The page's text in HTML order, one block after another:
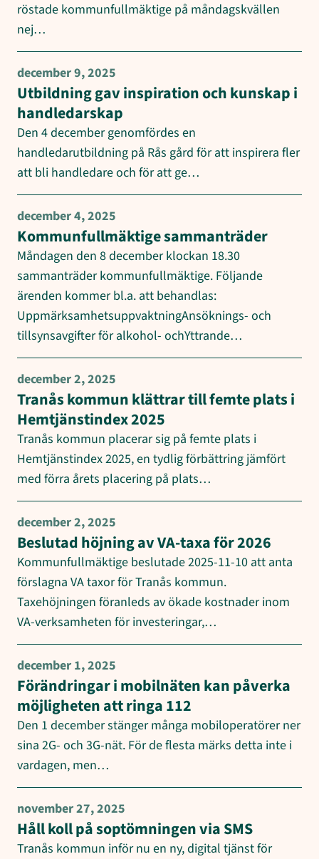
röstade kommunfullmäktige på måndagskvällen
nej…
december 9, 2025
Utbildning gav inspiration och kunskap i
handledarskap
Den 4 december genomfördes en
handledarutbildning på Rås gård för att inspirera fler
att bli handledare och för att ge…
december 4, 2025
Kommunfullmäktige sammanträder
Måndagen den 8 december klockan 18.30
sammanträder kommunfullmäktige. Följande
ärenden kommer bl.a. att behandlas:
UppmärksamhetsuppvaktningAnsöknings- och
tillsynsavgifter för alkohol- ochYttrande…
december 2, 2025
Tranås kommun klättrar till femte plats i
Hemtjänstindex 2025
Tranås kommun placerar sig på femte plats i
Hemtjänstindex 2025, en tydlig förbättring jämfört
med förra årets placering på plats…
december 2, 2025
Beslutad höjning av VA-taxa för 2026
Kommunfullmäktige beslutade 2025-11-10 att anta
förslagna VA taxor för Tranås kommun.
Taxehöjningen föranleds av ökade kostnader inom
VA-verksamheten för investeringar,…
december 1, 2025
Förändringar i mobilnäten kan påverka
möjligheten att ringa 112
Den 1 december stänger många mobiloperatörer ner
sina 2G- och 3G-nät. För de flesta märks detta inte i
vardagen, men…
november 27, 2025
Håll koll på soptömningen via SMS
Tranås kommun inför nu en ny, digital tjänst för